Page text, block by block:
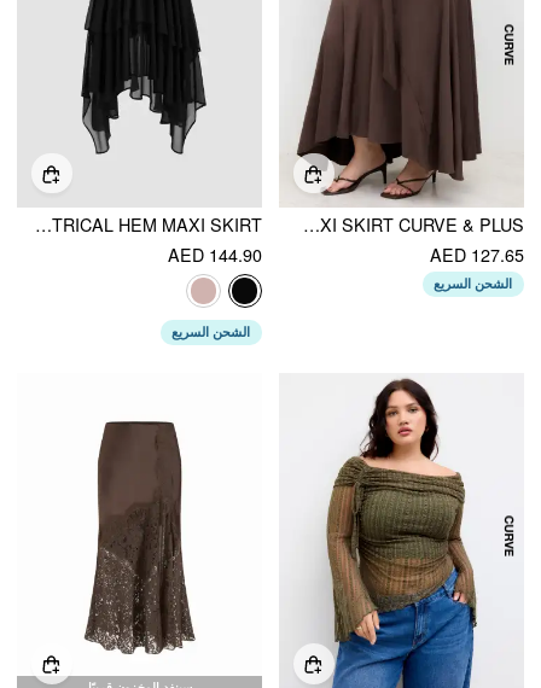
MID RISE RUFFLE HEM RUCHED MAXI SKIRT CURVE & PLUS
AED 127.65
الشحن السريع
MID RISE SOLID RUFFLE ASYMMETRICAL HEM MAXI SKIRT
AED 144.90
الشحن السريع